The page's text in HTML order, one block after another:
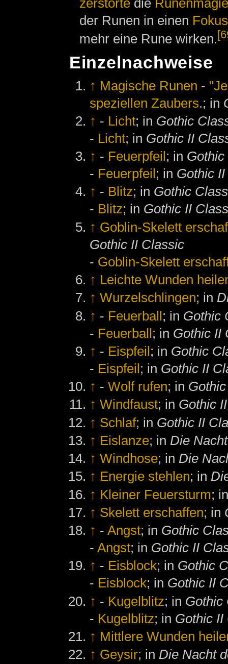
der Runen in einen
mehr eine Rune wirken.
Einzelnachweise
↑ Magische Runen -
speziellen Zaubers.; in
↑ - Licht; in Gothic
- Licht; in Gothic II
↑ - Feuerpfeil; in
- Feuerpfeil; in Gothic
↑ - Blitz; in Gothic
- Blitz; in Gothic II
↑ Goblin-Skelett
Gothic II Classic
- Goblin-Skelett
↑ Leichte Wunden
↑ Wurzelschlingen; in
↑ - Feuerball; in Gothic
- Feuerball; in Gothic II
↑ - Eispfeil; in Gothic
- Eispfeil; in Gothic II
↑ -Wolf rufen; in
↑ Windfaust; in Gothic
↑ Schlaf; in Gothic II
↑ Eislanze; in Die
↑ Windhose; in Die
↑ Energie stehlen; in
↑ Kleiner Feuersturm;
↑ Skelett erschaffen; in
↑ -Angst; in Gothic
-Angst; in Gothic II
↑ - Eisblock; in Gothic
- Eisblock; in Gothic II
↑ - Kugelblitz; in Gothic
- Kugelblitz; in Gothic II
↑ Mittlere Wunden
↑ Geysir; in Die Nacht